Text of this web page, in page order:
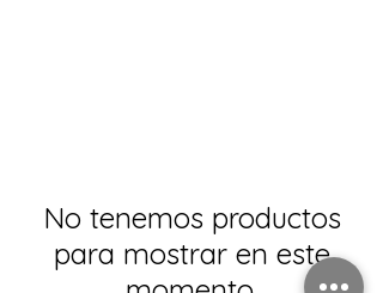
No tenemos productos
para mostrar en este